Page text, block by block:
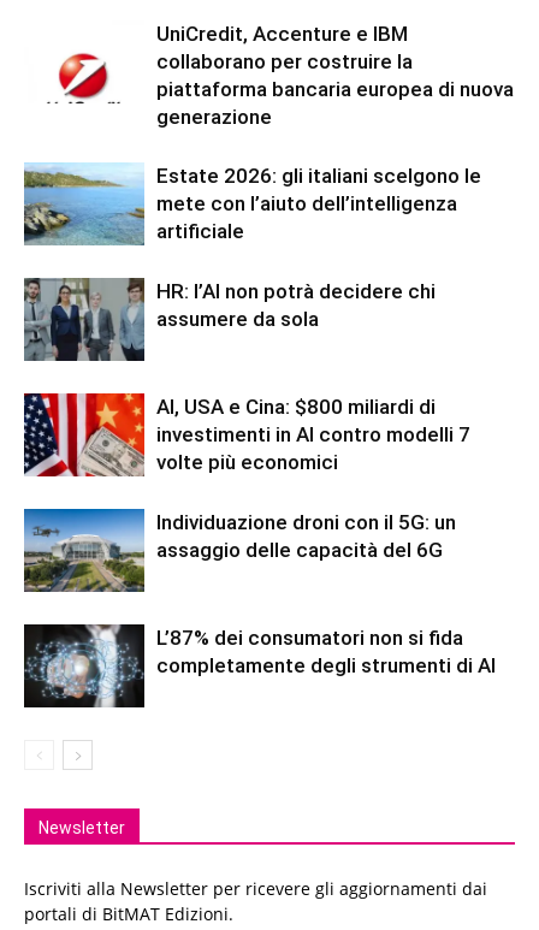
UniCredit, Accenture e IBM
collaborano per costruire la
piattaforma bancaria europea di nuova
generazione
Estate 2026: gli italiani scelgono le
mete con l’aiuto dell’intelligenza
artificiale
HR: l’AI non potrà decidere chi
assumere da sola
AI, USA e Cina: $800 miliardi di
investimenti in AI contro modelli 7
volte più economici
Individuazione droni con il 5G: un
assaggio delle capacità del 6G
L’87% dei consumatori non si fida
completamente degli strumenti di AI
Newsletter
Iscriviti alla Newsletter per ricevere gli aggiornamenti dai
portali di BitMAT Edizioni.